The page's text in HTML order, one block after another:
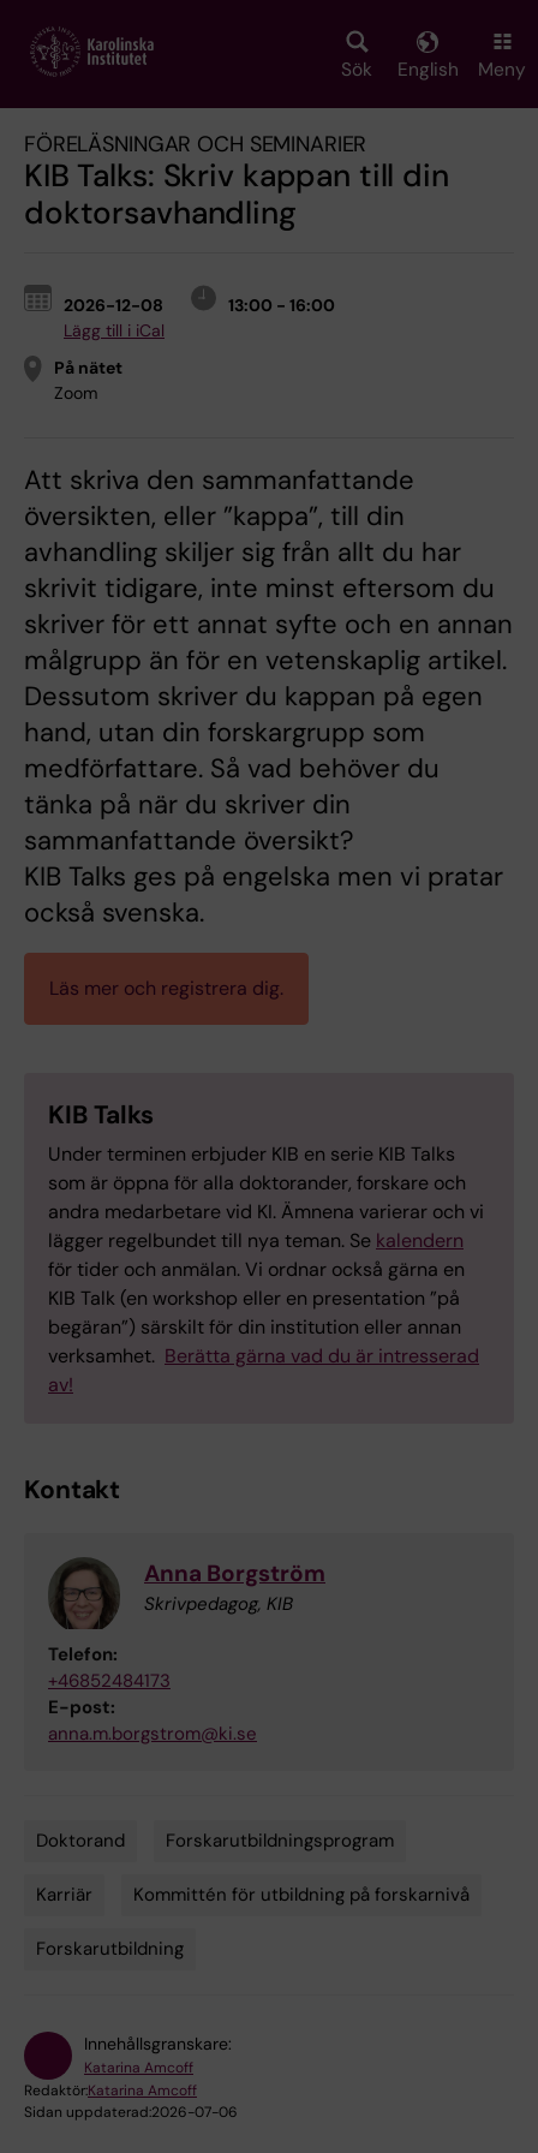
main
Sök English Meny
FÖRELÄSNINGAR OCH SEMINARIER
KIB Talks: Skriv kappan till din
doktorsavhandling
2026-12-08
13:00 - 16:00
Lägg till i iCal
På nätet
Zoom
Att skriva den sammanfattande
översikten, eller ”kappa”, till din
avhandling skiljer sig från allt du har
skrivit tidigare, inte minst eftersom du
skriver för ett annat syfte och en annan
målgrupp än för en vetenskaplig artikel.
Dessutom skriver du kappan på egen
hand, utan din forskargrupp som
medförfattare. Så vad behöver du
tänka på när du skriver din
sammanfattande översikt?
KIB Talks ges på engelska men vi pratar
också svenska.
Läs mer och registrera dig.
KIB Talks
Under terminen erbjuder KIB en serie KIB Talks
som är öppna för alla doktorander, forskare och
andra medarbetare vid KI. Ämnena varierar och vi
lägger regelbundet till nya teman. Se kalendern
för tider och anmälan. Vi ordnar också gärna en
KIB Talk (en workshop eller en presentation ”på
begäran”) särskilt för din institution eller annan
verksamhet. Berätta gärna vad du är intresserad
av!
Kontakt
Anna Borgström
Skrivpedagog, KIB
Telefon:
+46852484173
E-post:
anna.m.borgstrom@ki.se
Doktorand Forskarutbildningsprogram
Karriär Kommittén för utbildning på forskarnivå
Forskarutbildning
Innehållsgranskare:
Katarina Amcoff
Redaktör:Katarina Amcoff
Sidan uppdaterad:2026-07-06